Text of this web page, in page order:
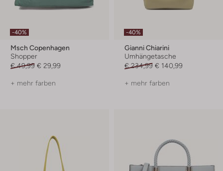
-40%
Msch Copenhagen
Shopper
€ 49,99 € 29,99
+ mehr farben
-40%
Gianni Chiarini
Umhängetasche
€ 234,99 € 140,99
+ mehr farben